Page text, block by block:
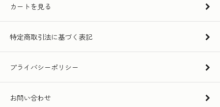
カートを見る
特定商取引法に基づく表記
プライバシーポリシー
お問い合わせ